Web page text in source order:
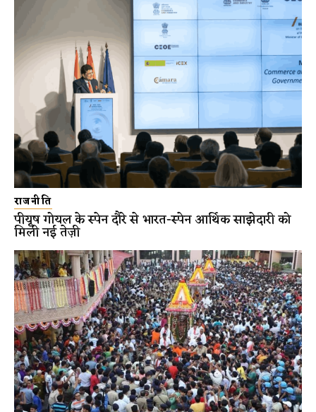
राजनीति
पीयूष गोयल के स्पेन दौरे से भारत-स्पेन आर्थिक साझेदारी को
मिली नई तेज़ी